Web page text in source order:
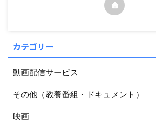
カテゴリー
動画配信サービス
その他（教養番組・ドキュメント）
映画